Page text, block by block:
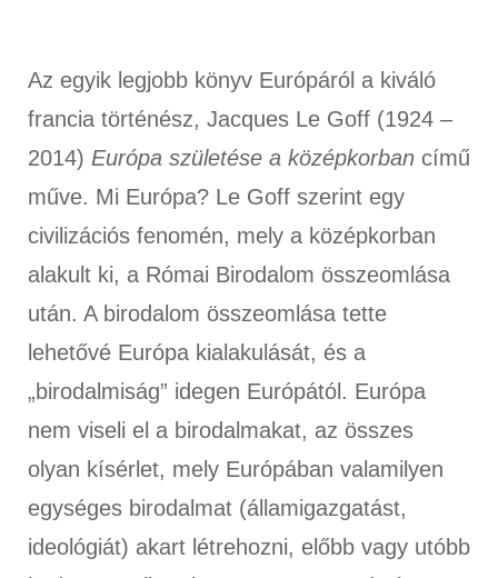
Az egyik legjobb könyv Európáról a kiváló
francia történész, Jacques Le Goff (1924 –
2014) Európa születése a középkorban című
műve. Mi Európa? Le Goff szerint egy
civilizációs fenomén, mely a középkorban
alakult ki, a Római Birodalom összeomlása
után. A birodalom összeomlása tette
lehetővé Európa kialakulását, és a
„birodalmiság” idegen Európától. Európa
nem viseli el a birodalmakat, az összes
olyan kísérlet, mely Európában valamilyen
egységes birodalmat (államigazgatást,
ideológiát) akart létrehozni, előbb vagy utóbb